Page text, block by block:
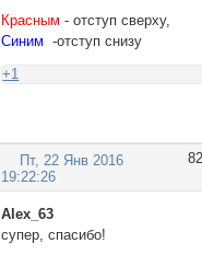
Красным - отступ сверху,
Синим -отступ снизу
+1
82
Пт, 22 Янв 2016
19:22:26
Alex_63
супер, спасибо!